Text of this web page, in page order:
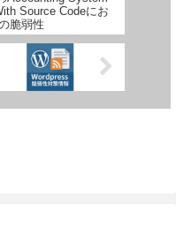
Source Codeにお
脆弱性